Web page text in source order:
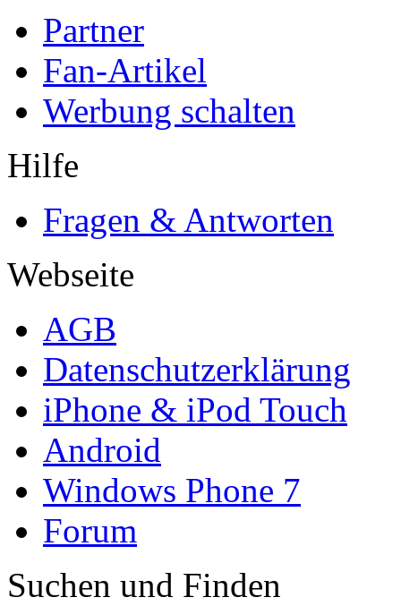
Partner
Fan-Artikel
Werbung schalten
Hilfe
Fragen & Antworten
Webseite
AGB
Datenschutzerklärung
iPhone & iPod Touch
Android
Windows Phone 7
Forum
Suchen und Finden